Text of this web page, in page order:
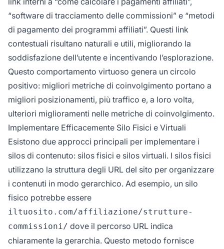
“software di tracciamento delle commissioni” e “metodi
di pagamento dei programmi affiliati”. Questi link
contestuali risultano naturali e utili, migliorando la
soddisfazione dell’utente e incentivando l’esplorazione.
Questo comportamento virtuoso genera un circolo
positivo: migliori metriche di coinvolgimento portano a
migliori posizionamenti, più traffico e, a loro volta,
ulteriori miglioramenti nelle metriche di coinvolgimento.
Implementare Efficacemente Silo Fisici e Virtuali
Esistono due approcci principali per implementare i
silos di contenuto: silos fisici e silos virtuali. I silos fisici
utilizzano la struttura degli URL del sito per organizzare
i contenuti in modo gerarchico. Ad esempio, un silo
fisico potrebbe essere
iltuosito.com/affiliazione/strutture-
commissioni/ dove il percorso URL indica
chiaramente la gerarchia. Questo metodo fornisce